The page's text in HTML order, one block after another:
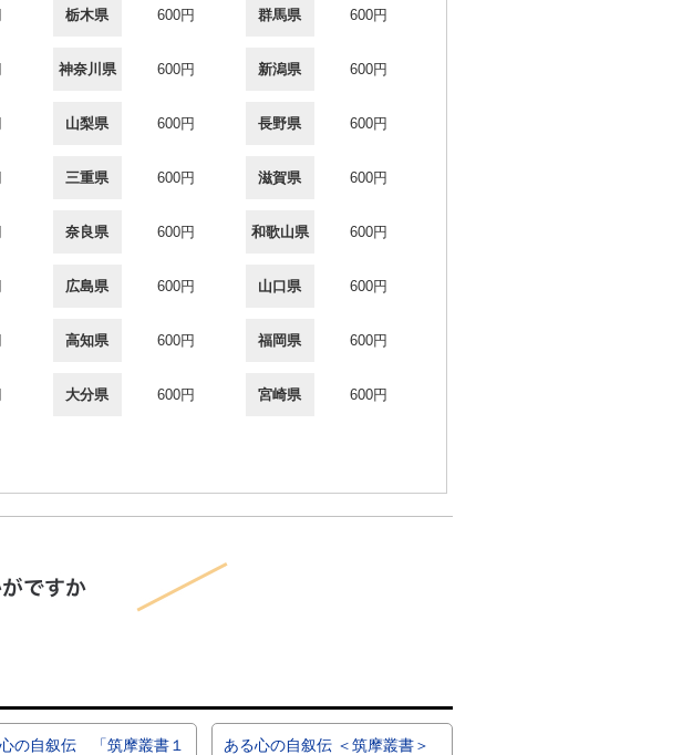
栃木県 600円 群馬県 600円
神奈川県 600円 新潟県 600円
山梨県 600円 長野県 600円
三重県 600円 滋賀県 600円
奈良県 600円 和歌山県 600円
広島県 600円 山口県 600円
高知県 600円 福岡県 600円
大分県 600円 宮崎県 600円
の自叙伝 「筑摩叢書１
ある心の自叙伝 ＜筑摩叢書＞